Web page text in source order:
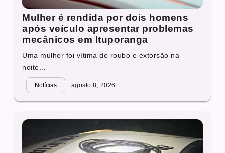
Mulher é rendida por dois homens
após veículo apresentar problemas
mecânicos em Ituporanga
Uma mulher foi vítima de roubo e extorsão na
noite...
Notícias agosto 8, 2026